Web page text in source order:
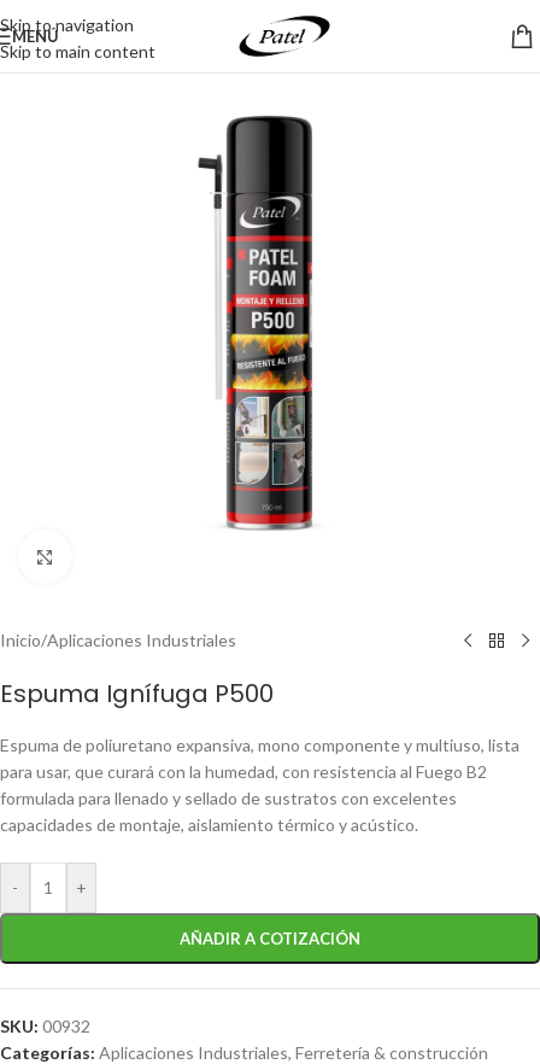
Skip to navigation
Skip to main content
MENÚ
Inicio/Aplicaciones Industriales
Espuma Ignífuga P500
Espuma de poliuretano expansiva, mono componente y multiuso, lista
para usar, que curará con la humedad, con resistencia al Fuego B2
formulada para llenado y sellado de sustratos con excelentes
capacidades de montaje, aislamiento térmico y acústico.
- +
AÑADIR A COTIZACIÓN
SKU: 00932
Categorías: Aplicaciones Industriales, Ferretería & construcción